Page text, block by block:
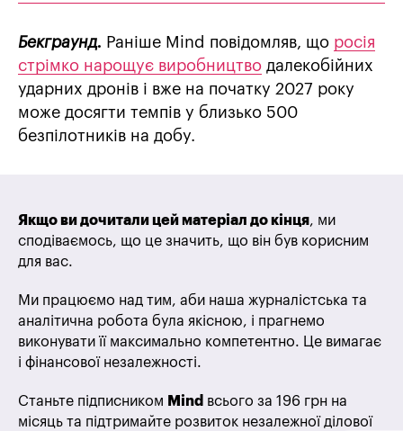
Бекграунд. Раніше Mind повідомляв, що росія
стрімко нарощує виробництво далекобійних
ударних дронів і вже на початку 2027 року
може досягти темпів у близько 500
безпілотників на добу.
Якщо ви дочитали цей матеріал до кінця, ми
сподіваємось, що це значить, що він був корисним
для вас.
Ми працюємо над тим, аби наша журналістська та
аналітична робота була якісною, і прагнемо
виконувати її максимально компетентно. Це вимагає
і фінансової незалежності.
Станьте підписником Mind всього за 196 грн на
місяць та підтримайте розвиток незалежної ділової